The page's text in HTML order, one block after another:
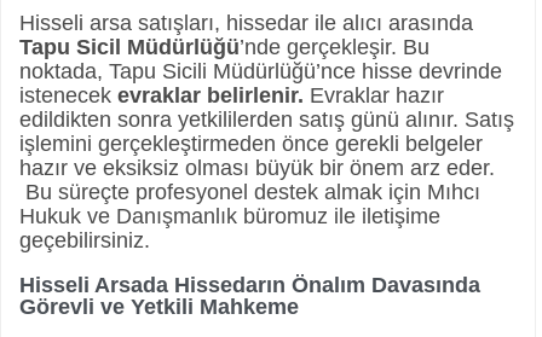
Hisseli arsa satışları, hissedar ile alıcı arasında
Tapu Sicil Müdürlüğü’nde gerçekleşir. Bu
noktada, Tapu Sicili Müdürlüğü’nce hisse devrinde
istenecek evraklar belirlenir. Evraklar hazır
edildikten sonra yetkililerden satış günü alınır. Satış
işlemini gerçekleştirmeden önce gerekli belgeler
hazır ve eksiksiz olması büyük bir önem arz eder.
Bu süreçte profesyonel destek almak için Mıhcı
Hukuk ve Danışmanlık büromuz ile iletişime
geçebilirsiniz.
Hisseli Arsada Hissedarın Önalım Davasında
Görevli ve Yetkili Mahkeme